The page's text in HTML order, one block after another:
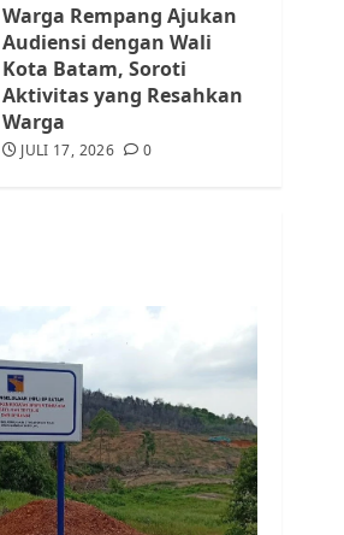
Warga Rempang Ajukan
Audiensi dengan Wali
Kota Batam, Soroti
Aktivitas yang Resahkan
Warga
JULI 17, 2026 0
JULI 15, 2026
Pemko Batam Tegaskan
RT dan RW bukan Petugas
Pendataan dan
Pemungutan Pajak
AGUSTUS 1, 2026 0